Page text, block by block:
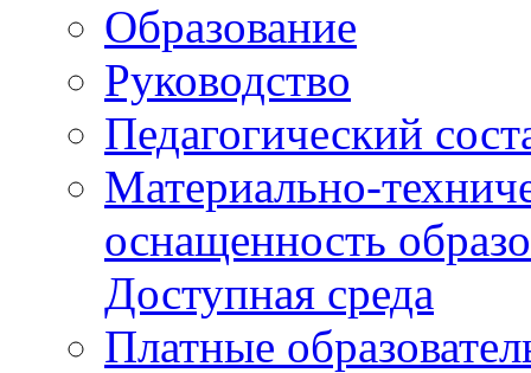
Образование
Руководство
Педагогический
Материально-
оснащенность
Доступная среда
Платные